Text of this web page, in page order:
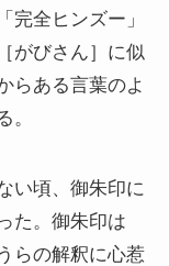
完全ヒンズー」
がびさん］に似
らある言葉のよ
。
い頃、御朱印に
た。御朱印は
らの解釈に心惹